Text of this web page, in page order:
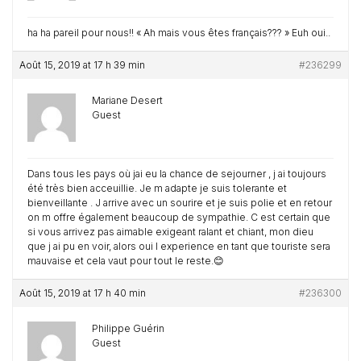
ha ha pareil pour nous!! « Ah mais vous êtes français??? » Euh oui..
Août 15, 2019 at 17 h 39 min #236299
Mariane Desert
Guest
Dans tous les pays où jai eu la chance de sejourner , j ai toujours
été très bien acceuillie. Je m adapte je suis tolerante et
bienveillante . J arrive avec un sourire et je suis polie et en retour
on m offre également beaucoup de sympathie. C est certain que
si vous arrivez pas aimable exigeant ralant et chiant, mon dieu
que j ai pu en voir, alors oui l experience en tant que touriste sera
mauvaise et cela vaut pour tout le reste.😊
Août 15, 2019 at 17 h 40 min #236300
Philippe Guérin
Guest